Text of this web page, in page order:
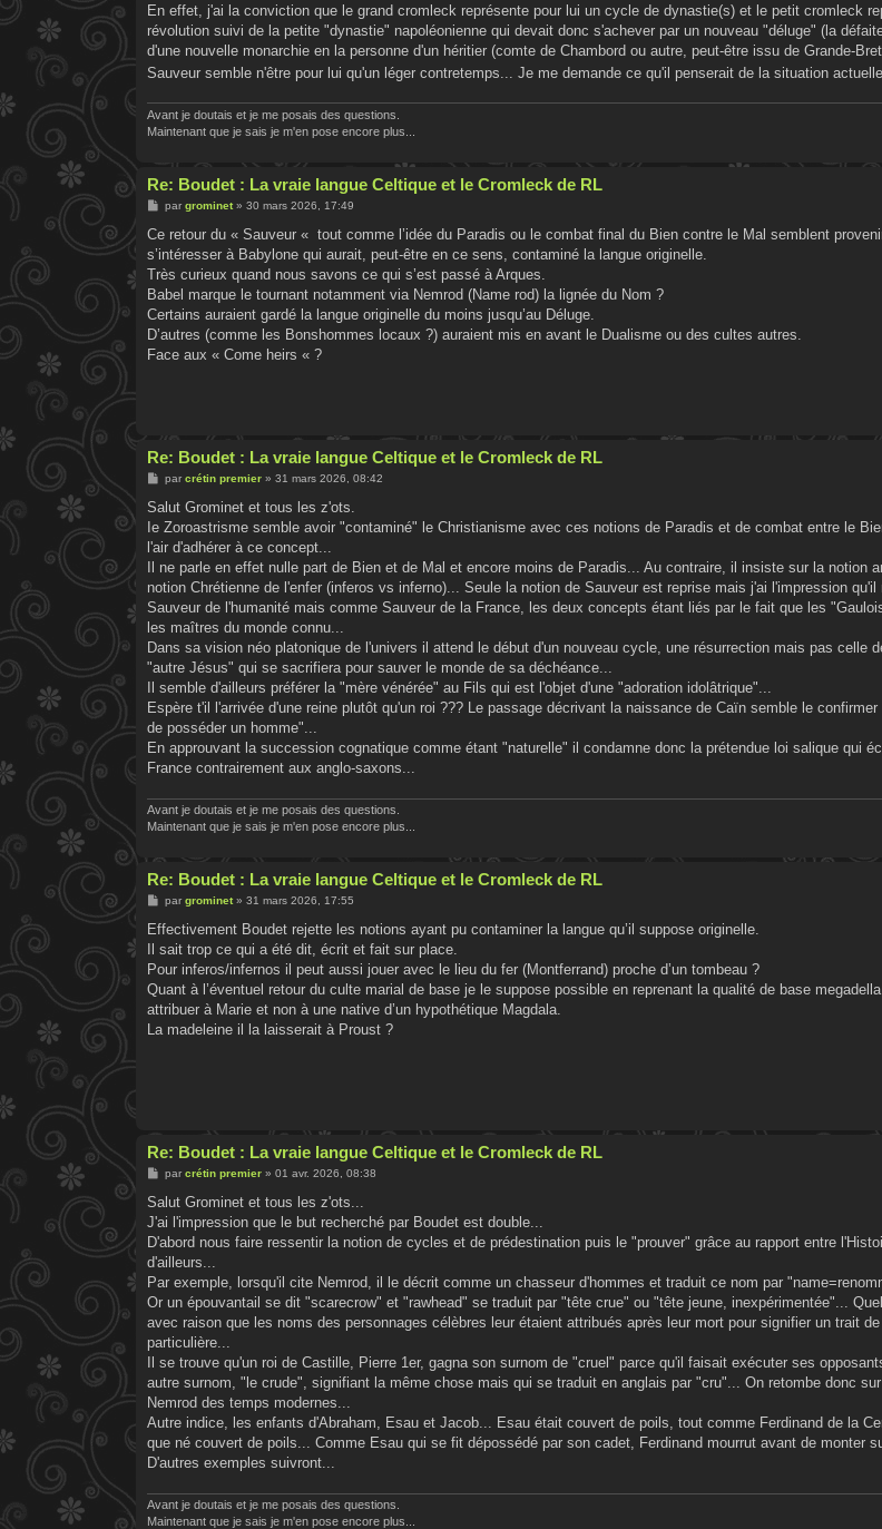
a
g
En effet, j'ai la conviction que le grand cromleck représente pour lui un cycle de dynastie(s) et le petit cromleck
révolution suivi de la petite "dynastie" napoléonienne qui devait donc s'achever par un nouveau "déluge" (la
d'une nouvelle monarchie en la personne d'un héritier (comte de Chambord ou autre, peut-être issu de Grande-
Sauveur semble n'être pour lui qu'un léger contretemps... Je me demande ce qu'il penserait de la situation
Avant je doutais et je me posais des questions.
Maintenant que je sais je m'en pose encore plus...
Re: Boudet : La vraie langue Celtique et le Cromleck de RL
M
s
a
g
par grominet» 30 mars 2026, 17:49
Ce retour du « Sauveur « tout comme l’idée du Paradis ou le combat final du Bien contre le Mal semblent
s’intéresser à Babylone qui aurait, peut-être en ce sens, contaminé la langue originelle.
Très curieux quand nous savons ce qui s’est passé à Arques.
Babel marque le tournant notamment via Nemrod (Name rod) la lignée du Nom ?
Certains auraient gardé la langue originelle du moins jusqu’au Déluge.
D’autres (comme les Bonshommes locaux ?) auraient mis en avant le Dualisme ou des cultes autres.
Face aux « Come heirs « ?
Re: Boudet : La vraie langue Celtique et le Cromleck de RL
M
s
a
g
par crétin premier» 31 mars 2026, 08:42
Salut Grominet et tous les z'ots.
Ie Zoroastrisme semble avoir "contaminé" le Christianisme avec ces notions de Paradis et de combat entre le
l'air d'adhérer à ce concept...
Il ne parle en effet nulle part de Bien et de Mal et encore moins de Paradis... Au contraire, il insiste sur la notion
notion Chrétienne de l'enfer (inferos vs inferno)... Seule la notion de Sauveur est reprise mais j'ai l'impression
Sauveur de l'humanité mais comme Sauveur de la France, les deux concepts étant liés par le fait que les
les maîtres du monde connu...
Dans sa vision néo platonique de l'univers il attend le début d'un nouveau cycle, une résurrection mais pas celle
"autre Jésus" qui se sacrifiera pour sauver le monde de sa déchéance...
Il semble d'ailleurs préférer la "mère vénérée" au Fils qui est l'objet d'une "adoration idolâtrique"...
Espère t'il l'arrivée d'une reine plutôt qu'un roi ??? Le passage décrivant la naissance de Caïn semble le
de posséder un homme"...
En approuvant la succession cognatique comme étant "naturelle" il condamne donc la prétendue loi salique qui
France contrairement aux anglo-saxons...
Avant je doutais et je me posais des questions.
Maintenant que je sais je m'en pose encore plus...
Re: Boudet : La vraie langue Celtique et le Cromleck de RL
M
s
a
g
par grominet» 31 mars 2026, 17:55
Effectivement Boudet rejette les notions ayant pu contaminer la langue qu’il suppose originelle.
Il sait trop ce qui a été dit, écrit et fait sur place.
Pour inferos/infernos il peut aussi jouer avec le lieu du fer (Montferrand) proche d’un tombeau ?
Quant à l’éventuel retour du culte marial de base je le suppose possible en reprenant la qualité de base
attribuer à Marie et non à une native d’un hypothétique Magdala.
La madeleine il la laisserait à Proust ?
Re: Boudet : La vraie langue Celtique et le Cromleck de RL
M
s
a
g
par crétin premier» 01 avr. 2026, 08:38
Salut Grominet et tous les z'ots...
J'ai l'impression que le but recherché par Boudet est double...
D'abord nous faire ressentir la notion de cycles et de prédestination puis le "prouver" grâce au rapport entre
d'ailleurs...
Par exemple, lorsqu'il cite Nemrod, il le décrit comme un chasseur d'hommes et traduit ce nom par
Or un épouvantail se dit "scarecrow" et "rawhead" se traduit par "tête crue" ou "tête jeune, inexpérimentée"...
avec raison que les noms des personnages célèbres leur étaient attribués après leur mort pour signifier un trait
particulière...
Il se trouve qu'un roi de Castille, Pierre 1er, gagna son surnom de "cruel" parce qu'il faisait exécuter ses
autre surnom, "le crude", signifiant la même chose mais qui se traduit en anglais par "cru"... On retombe donc
Nemrod des temps modernes...
Autre indice, les enfants d'Abraham, Esau et Jacob... Esau était couvert de poils, tout comme Ferdinand de la
que né couvert de poils... Comme Esau qui se fit dépossédé par son cadet, Ferdinand mourrut avant de monter
D'autres exemples suivront...
Avant je doutais et je me posais des questions.
Maintenant que je sais je m'en pose encore plus...